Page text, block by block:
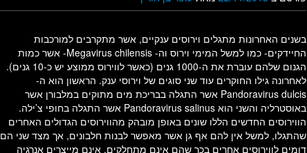
בשנים האחרונות מתגלים וירוסים ענקיים, אשר מתקרבים למורכבות
החיידקים- כמו למשל המימי וירוס וה- Megavirus chilensis- אשר כמות
הגנום שלהם עוברת את ה-1000 גנים (כאשר לווירוס ממוצע יש כ-10 גנים).
לאחרונה גילו החוקרים עוד שני סוגים של וירוסי ענק. הראשון הוא ה-
Pandoravirus dulcis אשר התגלה בבריכת מים מתוקים במלבורן אשר
באוסטרליה והשני הוא Pandoravirus salinus אשר התגלה בחופי צ’ילה.
הווירוסים החדשים הללו שונים באופן מובהק מהווירוסים הגדולים האחרים
שהתגלו, למשל אין להם אף גן אשר מאפשר לבנות חלבונים, אך מצד שני הם
דומים לווירוסים אחרים בכך שהם אינם מתחלקים, אינם מייצרים אנרגיה